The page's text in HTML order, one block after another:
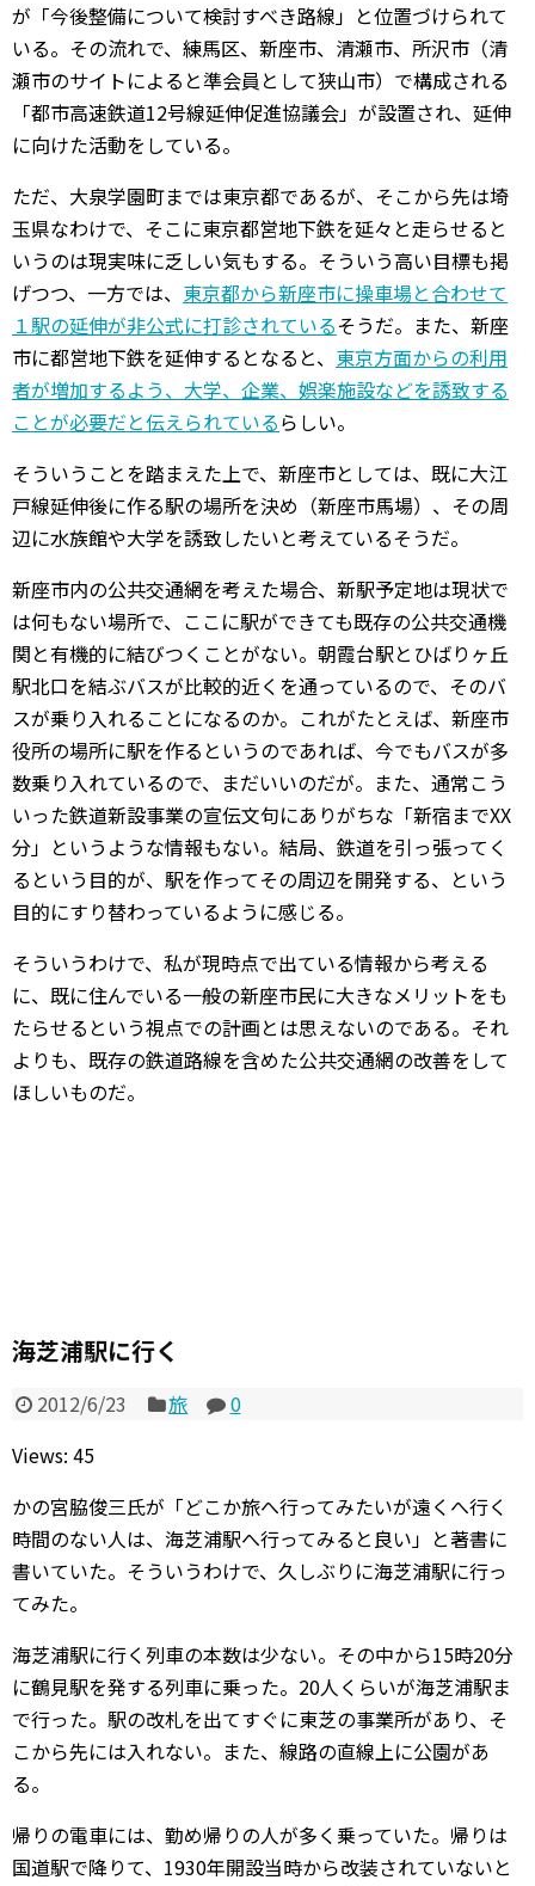
が「今後整備について検討すべき路線」と位置づけられて
いる。その流れで、練馬区、新座市、清瀬市、所沢市（清
瀬市のサイトによると準会員として狭山市）で構成される
「都市高速鉄道12号線延伸促進協議会」が設置され、延伸
に向けた活動をしている。
ただ、大泉学園町までは東京都であるが、そこから先は埼
玉県なわけで、そこに東京都営地下鉄を延々と走らせると
いうのは現実味に乏しい気もする。そういう高い目標も掲
げつつ、一方では、 東京都から新座市に操車場と合わせて
１駅の延伸が非公式に打診されているそうだ。また、新座
市に都営地下鉄を延伸するとなると、 東京方面からの利用
者が増加するよう、大学、企業、娯楽施設などを誘致する
ことが必要だと伝えられているらしい。
そういうことを踏まえた上で、新座市としては、既に大江
戸線延伸後に作る駅の場所を決め（新座市馬場）、その周
辺に水族館や大学を誘致したいと考えているそうだ。
新座市内の公共交通網を考えた場合、新駅予定地は現状で
は何もない場所で、ここに駅ができても既存の公共交通機
関と有機的に結びつくことがない。朝霞台駅とひばりヶ丘
駅北口を結ぶバスが比較的近くを通っているので、そのバ
スが乗り入れることになるのか。これがたとえば、新座市
役所の場所に駅を作るというのであれば、今でもバスが多
数乗り入れているので、まだいいのだが。また、通常こう
いった鉄道新設事業の宣伝文句にありがちな「新宿までXX
分」というような情報もない。結局、鉄道を引っ張ってく
るという目的が、駅を作ってその周辺を開発する、という
目的にすり替わっているように感じる。
そういうわけで、私が現時点で出ている情報から考える
に、既に住んでいる一般の新座市民に大きなメリットをも
たらせるという視点での計画とは思えないのである。それ
よりも、既存の鉄道路線を含めた公共交通網の改善をして
ほしいものだ。
海芝浦駅に行く
2012/6/23 旅
0
Views: 45
かの宮脇俊三氏が「どこか旅へ行ってみたいが遠くへ行く
時間のない人は、海芝浦駅へ行ってみると良い」と著書に
書いていた。そういうわけで、久しぶりに海芝浦駅に行っ
てみた。
海芝浦駅に行く列車の本数は少ない。その中から15時20分
に鶴見駅を発する列車に乗った。20人くらいが海芝浦駅ま
で行った。駅の改札を出てすぐに東芝の事業所があり、そ
こから先には入れない。また、線路の直線上に公園があ
る。
帰りの電車には、勤め帰りの人が多く乗っていた。帰りは
国道駅で降りて、1930年開設当時から改装されていないと